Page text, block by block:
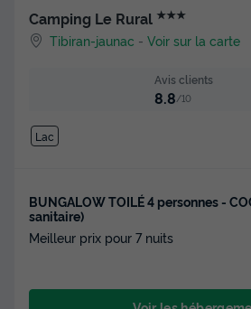
Camping Le Rural ★★★
Tibiran-jaunac -Voir sur la carte
Avis clients
8.8/10
Lac
BUNGALOW TOILÉ 4 personnes -
sanitaire)
Meilleur prix pour 7 nuits